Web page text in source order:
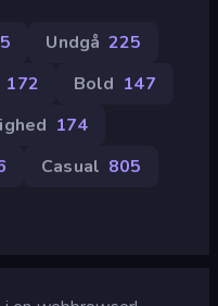
Undgå 225
172 Bold 147
174
Casual 805